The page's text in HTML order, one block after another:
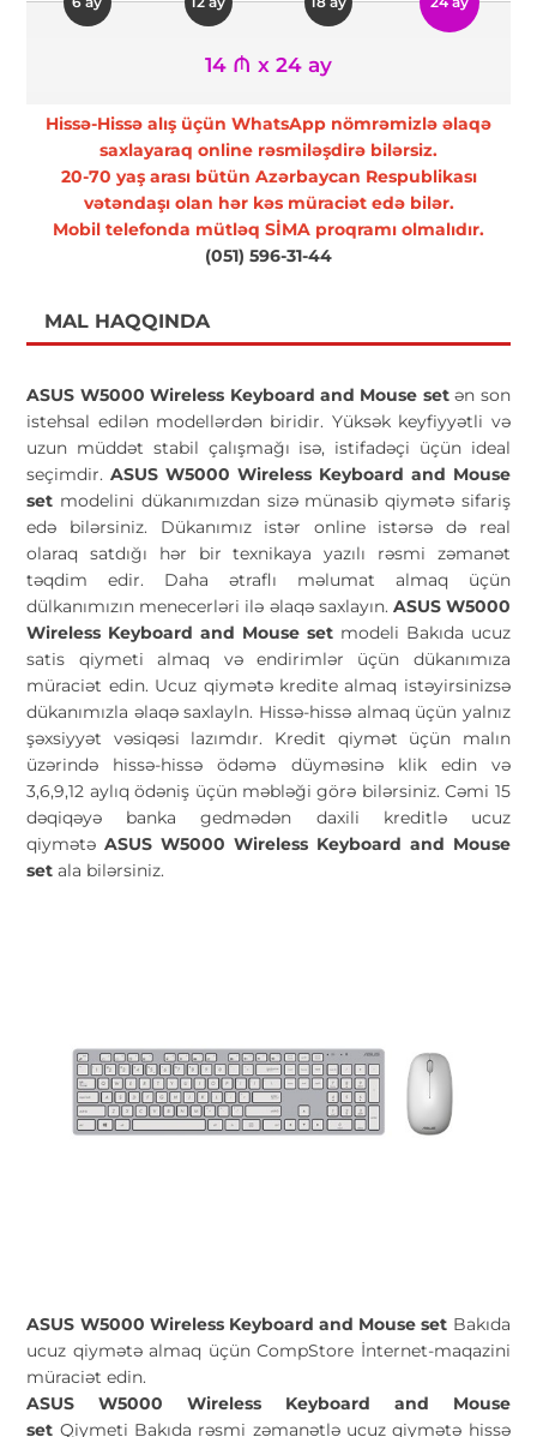
14 ₼ x 24 ay
Hissə-Hissə alış üçün WhatsApp nömrəmizlə əlaqə
saxlayaraq online rəsmiləşdirə bilərsiz.
20-70 yaş arası bütün Azərbaycan Respublikası
vətəndaşı olan hər kəs müraciət edə bilər.
Mobil telefonda mütləq SİMA proqramı olmalıdır.
(051) 596-31-44
MAL HAQQINDA
ASUS W5000 Wireless Keyboard and Mouse setən son
istehsal edilən modellərdən biridir. Yüksək keyfiyyətli və
uzun müddət stabil çalışmağı isə, istifadəçi üçün ideal
seçimdir.ASUS W5000 Wireless Keyboard and Mouse
set modelini dükanımızdan sizə münasib qiymətə sifariş
edə bilərsiniz. Dükanımız istər online istərsə də real
olaraq satdığı hər bir texnikaya yazılı rəsmi zəmanət
təqdim edir. Daha ətraflı məlumat almaq üçün
dülkanımızın menecerləri ilə əlaqə saxlayın. ASUS W5000
Wireless Keyboard and Mouse setmodeli Bakıda ucuz
satis qiymeti almaq və endirimlər üçün dükanımıza
müraciət edin. Ucuz qiymətə kredite almaq istəyirsinizsə
dükanımızla əlaqə saxlayln. Hissə-hissə almaq üçün yalnız
şəxsiyyət vəsiqəsi lazımdır. Kredit qiymət üçün malın
üzərində hissə-hissə ödəmə düyməsinə klik edin və
3,6,9,12 aylıq ödəniş üçün məbləği görə bilərsiniz. Cəmi 15
dəqiqəyə banka gedmədən daxili kreditlə ucuz
qiymətəASUS W5000 Wireless Keyboard and Mouse
set ala bilərsiniz.
ASUS W5000 Wireless Keyboard and Mouse set Bakıda
ucuz qiymətə almaq üçün CompStore İnternet-maqazini
müraciət edin.
ASUS W5000 Wireless Keyboard and Mouse
set Qiymeti Bakıda rəsmi zəmanətlə ucuz qiymətə hissə